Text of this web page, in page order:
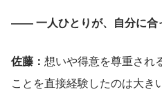
―― 一人ひとりが、自分に合
佐藤： 想いや得意を尊重され
ことを直接経験したのは大き